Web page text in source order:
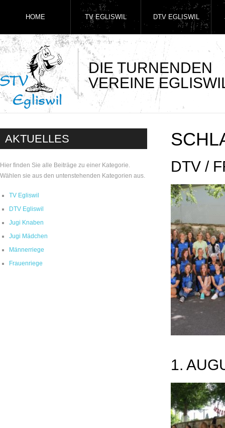
DIE TURNENDEN
VEREINE
HOME TV EGLISWIL DTV EGLISWIL
AKTUELLES
Hier finden Sie alle Beiträge zu einer Kategorie.
Wählen sie aus den untenstehenden Kategorien aus.
TV Egliswil
DTV Egliswil
Jugi Knaben
Jugi Mädchen
Männerriege
Frauenriege
DTV /
1.